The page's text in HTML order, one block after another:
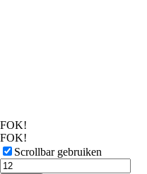
FOK!
FOK!
Scrollbar gebruiken